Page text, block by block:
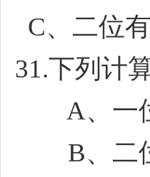
C、二位
31.下列计
A、一
B、二